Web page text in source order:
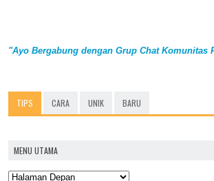
"Ayo Bergabung dengan Grup Chat Komunitas
TIPS CARA UNIK BARU
MENU UTAMA